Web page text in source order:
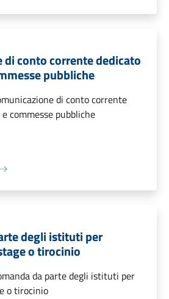
di conto corrente dedicato
pubbliche
di conto corrente
commesse pubbliche
degli istituti per
o tirocinio
da parte degli istituti per
o tirocinio